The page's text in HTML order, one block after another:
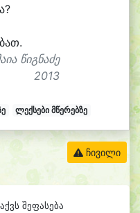
ბათ.
წიგნაძე
2013
ლექსები მწერებზე
ჩივილი
შეფასება